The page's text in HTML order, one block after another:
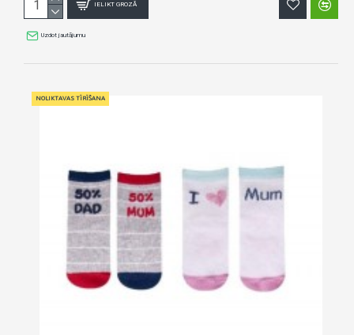
IELIKT GROZĀ
Uzdot jautājumu
NOLIKTAVAS TĪRĪŠANA